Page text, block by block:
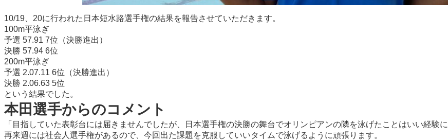
10/19、20に行われた日本短水路選手権の結果を報告させていただきます。
100m平泳ぎ
予選 57.91 7位（決勝進出）
決勝 57.94 6位
200m平泳ぎ
予選 2.07.11 6位（決勝進出）
決勝 2.06.63 5位
という結果でした。
本田選手からのコメント
「目指していた表彰台には届きませんでしたが、日本選手権の決勝の舞台でオリンピアンの隣を泳げたことはいい経験に
再来週には社会人選手権があるので、今回出た課題を克服していいタイムで泳げるように頑張ります。